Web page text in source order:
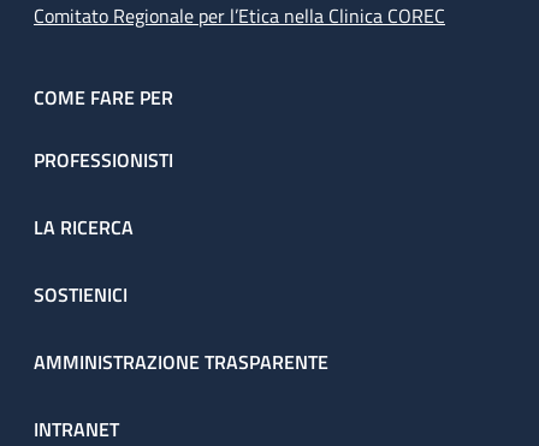
Comitato Regionale per l’Etica nella Clinica COREC
COME FARE PER
PROFESSIONISTI
LA RICERCA
SOSTIENICI
AMMINISTRAZIONE TRASPARENTE
INTRANET